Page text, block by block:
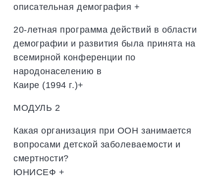
описательная демография +
20-летная программа действий в области
демографии и развития была принята на
всемирной конференции по
народонаселению в
Каире (1994 г.)+
МОДУЛЬ 2
Какая организация при ООН занимается
вопросами детской заболеваемости и
смертности?
ЮНИСЕФ +